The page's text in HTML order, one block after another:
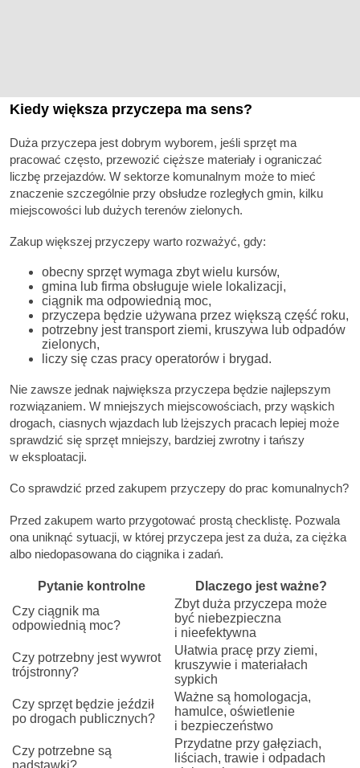
Kiedy większa przyczepa ma sens?
Duża przyczepa jest dobrym wyborem, jeśli sprzęt ma
pracować często, przewozić cięższe materiały i ograniczać
liczbę przejazdów. W sektorze komunalnym może to mieć
znaczenie szczególnie przy obsłudze rozległych gmin, kilku
miejscowości lub dużych terenów zielonych.
Zakup większej przyczepy warto rozważyć, gdy:
obecny sprzęt wymaga zbyt wielu kursów,
gmina lub firma obsługuje wiele lokalizacji,
ciągnik ma odpowiednią moc,
przyczepa będzie używana przez większą część roku,
potrzebny jest transport ziemi, kruszywa lub odpadów
zielonych,
liczy się czas pracy operatorów i brygad.
Nie zawsze jednak największa przyczepa będzie najlepszym
rozwiązaniem. W mniejszych miejscowościach, przy wąskich
drogach, ciasnych wjazdach lub lżejszych pracach lepiej może
sprawdzić się sprzęt mniejszy, bardziej zwrotny i tańszy
w eksploatacji.
Co sprawdzić przed zakupem przyczepy do prac komunalnych?
Przed zakupem warto przygotować prostą checklistę. Pozwala
ona uniknąć sytuacji, w której przyczepa jest za duża, za ciężka
albo niedopasowana do ciągnika i zadań.
Pytanie kontrolne
Dlaczego jest ważne?
Czy ciągnik ma
odpowiednią moc?
Zbyt duża przyczepa może
być niebezpieczna
i nieefektywna
Czy potrzebny jest wywrot
trójstronny?
Ułatwia pracę przy ziemi,
kruszywie i materiałach
sypkich
Czy sprzęt będzie jeździł
po drogach publicznych?
Ważne są homologacja,
hamulce, oświetlenie
i bezpieczeństwo
Czy potrzebne są
nadstawki?
Przydatne przy gałęziach,
liściach, trawie i odpadach